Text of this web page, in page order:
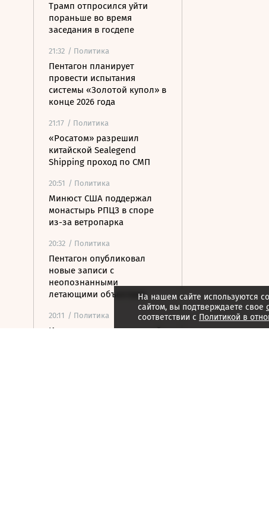
Трамп отпросился уйти
пораньше во время
заседания в госдепе
21:32 / Политика
Пентагон планирует
провести испытания
системы «Золотой купол» в
конце 2026 года
21:17 / Политика
«Росатом» разрешил
китайской Sealegend
Shipping проход по СМП
20:51 / Политика
Минюст США поддержал
монастырь РПЦЗ в споре
из-за ветропарка
20:32 / Политика
Пентагон опубликовал
новые записи с
неопознанными
летающими объектами
20:11 / Политика
Испания ввела временный
На нашем сайте используются
сайтом, вы подтверждаете свое
соответствии с Политикой в